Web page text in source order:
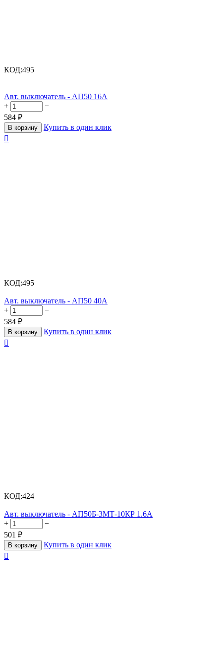
КОД:495
Авт. выключатель - АП50 16А
+
−
584 ₽
В корзину
Купить в один клик

КОД:495
Авт. выключатель - АП50 40А
+
−
584 ₽
В корзину
Купить в один клик

КОД:424
Авт. выключатель - АП50Б-3МТ-10КР 1.6А
+
−
501 ₽
В корзину
Купить в один клик
